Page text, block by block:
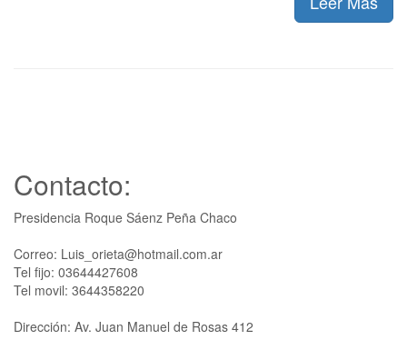
Contacto:
Presidencia Roque Sáenz Peña Chaco
Correo: Luis_orieta@hotmail.com.ar
Tel fijo: 03644427608
Tel movil: 3644358220
Dirección: Av. Juan Manuel de Rosas 412